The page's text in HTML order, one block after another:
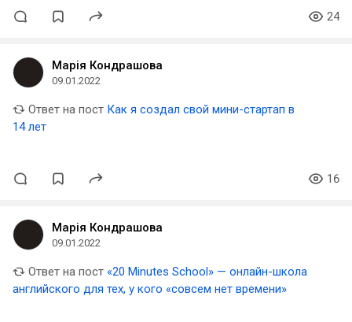
24
Марія Кондрашова
09.01.2022
Ответ на пост Как я создал свой мини-стартап в
14 лет
16
Марія Кондрашова
09.01.2022
Ответ на пост «20 Minutes School» — онлайн-школа
английского для тех, у кого «совсем нет времени»